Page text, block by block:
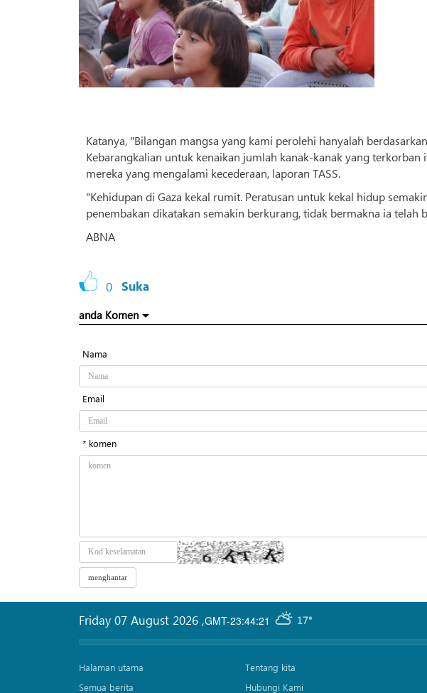
Katanya, "Bilangan mangsa yang kami perolehi hanyalah
Kebarangkalian untuk kenaikan jumlah kanak-kanak yang
mereka yang mengalami kecederaan, laporan TASS.
"Kehidupan di Gaza kekal rumit. Peratusan untuk kekal hidup
penembakan dikatakan semakin berkurang, tidak bermakna ia telah
ABNA
0 Suka
anda Komen
Nama
Email
* komen
GMT-23:44:21 17°
Friday 07 August 2026 ,
Halaman utama
Semua berita
Tentang kita
Hubungi Kami